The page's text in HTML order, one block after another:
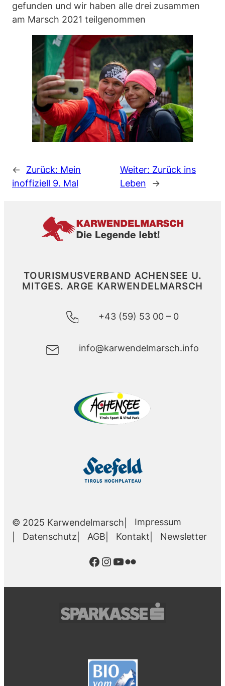
gefunden und wir haben alle drei zusammen
am Marsch 2021 teilgenommen
← Zurück: Mein
inoffiziell 9. Mal
Weiter: Zurück ins
Leben
→
TOURISMUSVERBAND ACHENSEE U.
MITGES. ARGE KARWENDELMARSCH
+43 (59) 53 00 – 0
info@karwendelmarsch.info
© 2025 Karwendelmarsch
Impressum
Datenschutz
AGB Kontakt Newsletter
Facebook
Instagram
YouTube
Flickr